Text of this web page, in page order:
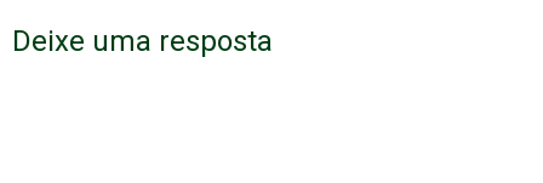
Deixe uma resposta